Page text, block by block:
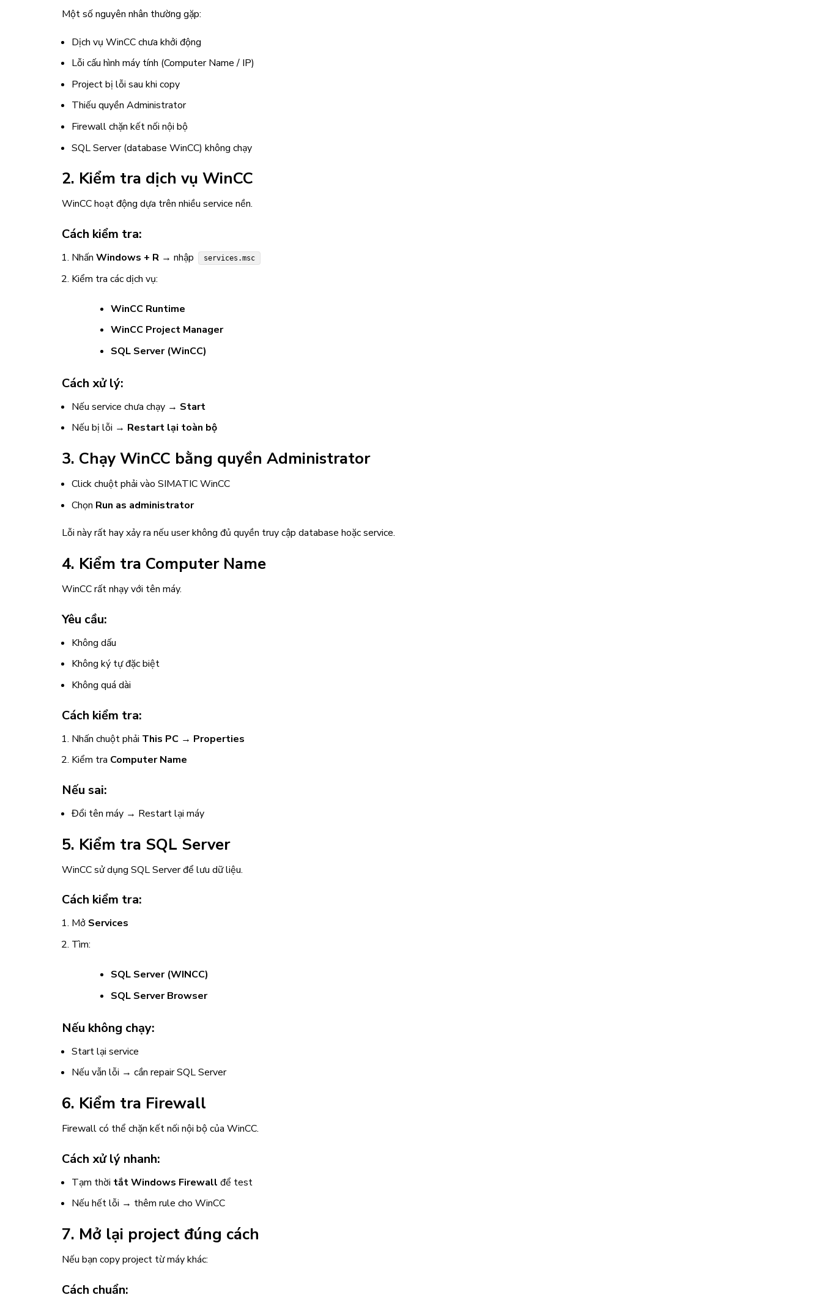
Một số nguyên nhân thường gặp:
Dịch vụ WinCC chưa khởi động
Lỗi cấu hình máy tính (Computer Name / IP)
Project bị lỗi sau khi copy
Thiếu quyền Administrator
Firewall chặn kết nối nội bộ
SQL Server (database WinCC) không chạy
2. Kiểm tra dịch vụ WinCC
WinCC hoạt động dựa trên nhiều service nền.
Cách kiểm tra:
Nhấn Windows + R→ nhập services.msc
Kiểm tra các dịch vụ:
WinCC Runtime
WinCC Project Manager
SQL Server (WinCC)
Cách xử lý:
Nếu service chưa chạy → Start
Nếu bị lỗi → Restart lại toàn bộ
3. Chạy WinCC bằng quyền Administrator
Click chuột phải vào SIMATIC WinCC
Chọn Run as administrator
Lỗi này rất hay xảy ra nếu user không đủ quyền truy cập database hoặc service.
4. Kiểm tra Computer Name
WinCC rất nhạy với tên máy.
Yêu cầu:
Không dấu
Không ký tự đặc biệt
Không quá dài
Cách kiểm tra:
Nhấn chuột phải This PC → Properties
Kiểm tra Computer Name
Nếu sai:
Đổi tên máy → Restart lại máy
5. Kiểm tra SQL Server
WinCC sử dụng SQL Server để lưu dữ liệu.
Cách kiểm tra:
Mở Services
Tìm:
SQL Server (WINCC)
SQL Server Browser
Nếu không chạy:
Start lại service
Nếu vẫn lỗi → cần repair SQL Server
6. Kiểm tra Firewall
Firewall có thể chặn kết nối nội bộ của WinCC.
Cách xử lý nhanh:
Tạm thời tắt Windows Firewall để test
Nếu hết lỗi → thêm rule cho WinCC
7. Mở lại project đúng cách
Nếu bạn copy project từ máy khác:
Cách chuẩn: